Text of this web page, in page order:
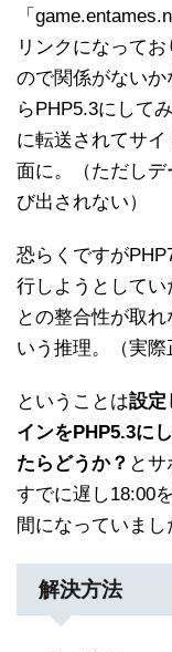
「
リンクになって
ので関係がない
らPHP5.3にして
に転送されてサ
面に。（ただし
び出されない）
恐らくですが
行しようとして
との整合性が取
いう推理。（実際
ということは設定
インをPHP5.3に
たらどうか？ と
すでに遅し18:00
間になっていまし
解決方法